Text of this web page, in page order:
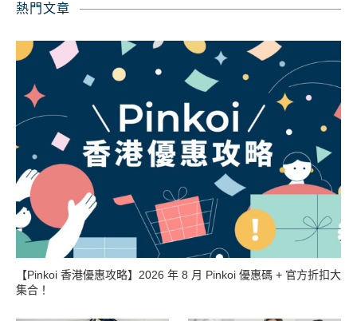
熱門文章
【Pinkoi 香港優惠攻略】2026 年 8 月 Pinkoi 優惠碼 + 官方折扣大
集合！